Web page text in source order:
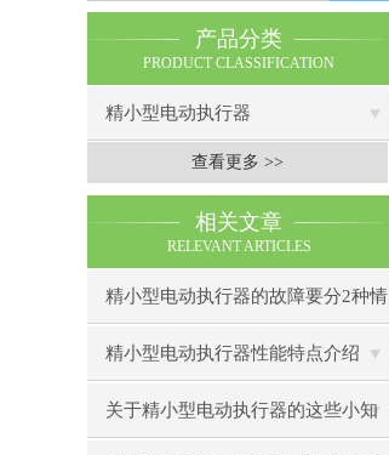
产品分类
PRODUCT CLASSIFICATION
精小型电动执行器
查看更多 >>
相关文章
RELEVANT ARTICLES
精小型电动执行器的故障要分2种情
况
精小型电动执行器性能特点介绍
关于精小型电动执行器的这些小知